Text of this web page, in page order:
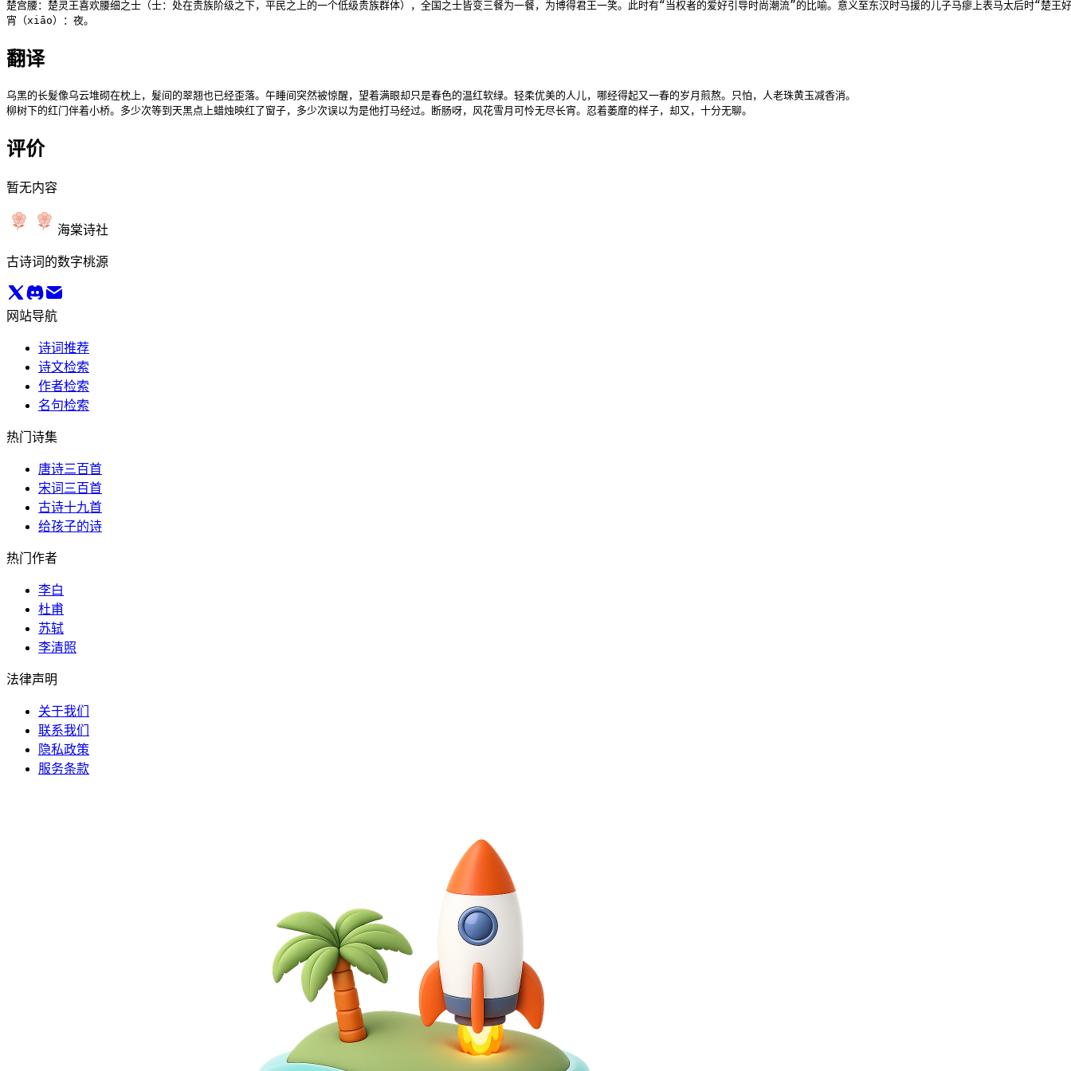
楚宫腰：楚灵王喜欢腰细之士（士：处在贵族阶级之下，平民之上的一个低级贵族群体），全国之士皆变三餐为一餐，为博得君王一笑。此时有“当权者的爱好引导时尚潮流”的比喻。意义至东汉时马援的儿子马瘳上表马太后时“
宵（xiāo）：夜。
翻译
乌黑的长髮像乌云堆砌在枕上，髮间的翠翘也已经歪落。午睡间突然被惊醒，望着满眼却只是春色的温红软绿。轻柔优美的人儿，哪经得起又一春的岁月煎熬。只怕，人老珠黄玉减香消。
柳树下的红门伴着小桥。多少次等到天黑点上蜡烛映红了窗子，多少次误以为是他打马经过。断肠呀，风花雪月可怜无尽长宵。忍着萎靡的样子，却又，十分无聊。
评价
暂无内容
海棠诗社
古诗词的数字桃源
网站导航
诗词推荐
诗文检索
作者检索
名句检索
热门诗集
唐诗三百首
宋词三百首
古诗十九首
给孩子的诗
热门作者
李白
杜甫
苏轼
李清照
法律声明
关于我们
联系我们
隐私政策
服务条款